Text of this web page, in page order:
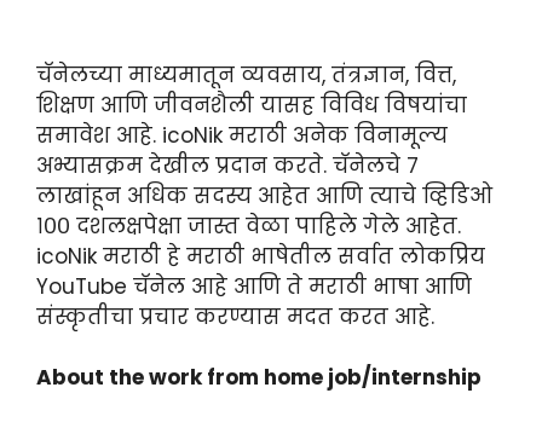
चॅनेलच्या माध्यमातून व्यवसाय, तंत्रज्ञान, वित्त,
शिक्षण आणि जीवनशैली यासह विविध विषयांचा
समावेश आहे. icoNik मराठी अनेक विनामूल्य
अभ्यासक्रम देखील प्रदान करते. चॅनेलचे ७
लाखांहून अधिक सदस्य आहेत आणि त्याचे व्हिडिओ
१०० दशलक्षपेक्षा जास्त वेळा पाहिले गेले आहेत.
icoNik मराठी हे मराठी भाषेतील सर्वात लोकप्रिय
YouTube चॅनेल आहे आणि ते मराठी भाषा आणि
संस्कृतीचा प्रचार करण्यास मदत करत आहे.
About the work from home job/internship